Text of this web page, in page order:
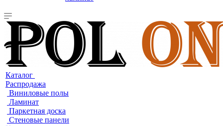
Каталог
Распродажа
Виниловые полы
Ламинат
Паркетная доска
Стеновые панели